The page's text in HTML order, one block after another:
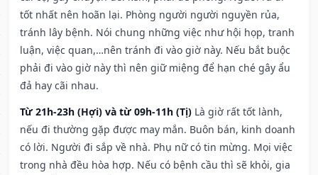
tốt nhất nên hoãn lại. Phòng người người nguyền rủa,
tránh lây bệnh. Nói chung những việc như hội họp, tranh
luận, việc quan,…nên tránh đi vào giờ này. Nếu bắt buộc
phải đi vào giờ này thì nên giữ miệng để hạn ché gây ẩu
đả hay cãi nhau.
Từ 21h-23h (Hợi) và từ 09h-11h (Tị) Là giờ rất tốt lành,
nếu đi thường gặp được may mắn. Buôn bán, kinh doanh
có lời. Người đi sắp về nhà. Phụ nữ có tin mừng. Mọi việc
trong nhà đều hòa hợp. Nếu có bệnh cầu thì sẽ khỏi, gia